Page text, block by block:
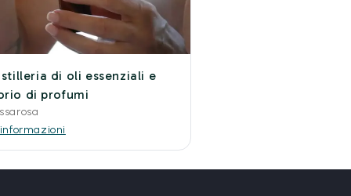
di oli essenziali e
di profumi